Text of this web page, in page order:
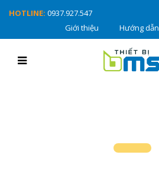
HOTLINE: 0937.927.547
Giới thiệu
Hướng dẫn